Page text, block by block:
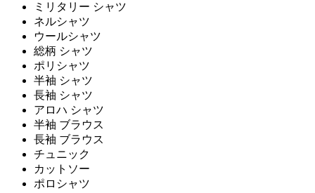
ミリタリー シャツ
ネルシャツ
ウールシャツ
総柄 シャツ
ポリシャツ
半袖 シャツ
長袖 シャツ
アロハ シャツ
半袖 ブラウス
長袖 ブラウス
チュニック
カットソー
ポロシャツ